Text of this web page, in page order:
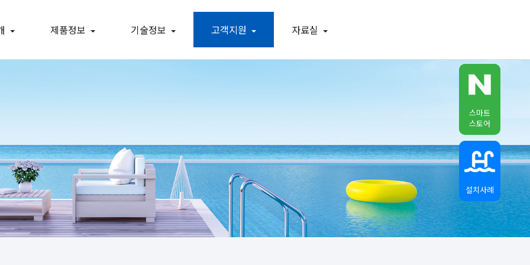
제품정보 기술정보 고객지원 자료실
스마트
스토어
설치사례